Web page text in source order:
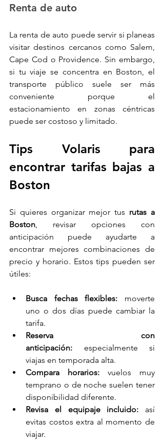
Renta de auto
La renta de auto puede servir si planeas
visitar destinos cercanos como Salem,
Cape Cod o Providence. Sin embargo,
si tu viaje se concentra en Boston, el
transporte público suele ser más
conveniente porque el
estacionamiento en zonas céntricas
puede ser costoso y limitado.
Tips Volaris para
encontrar tarifas bajas a
Boston
Si quieres organizar mejor tus rutas a
Boston, revisar opciones con
anticipación puede ayudarte a
encontrar mejores combinaciones de
precio y horario. Estos tips pueden ser
útiles:
Busca fechas flexibles: moverte
uno o dos días puede cambiar la
tarifa.
Reserva con
anticipación: especialmente si
viajas en temporada alta.
Compara horarios: vuelos muy
temprano o de noche suelen tener
disponibilidad diferente.
Revisa el equipaje incluido: así
evitas costos extra al momento de
viajar.